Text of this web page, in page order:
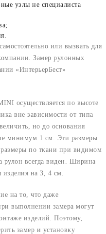
узлы не специалиста
или вызвать для
Замер рулонных
«ИнтерьерБест»
осуществляется по высоте
вне зависимости от типа
но до основания
минимум 1 см. Эти размеры
размеры по ткани при видимом
рулон всегда виден. Ширина
на 3, 4 см.
на то, что даже
выполнении замера могут
изделий. Поэтому,
замер и установку